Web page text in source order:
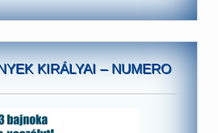
KIRÁLYAI – NUMERO